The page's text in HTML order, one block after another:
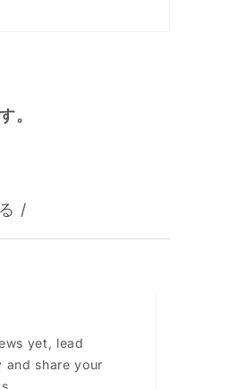
。
/
yet, lead
and share your